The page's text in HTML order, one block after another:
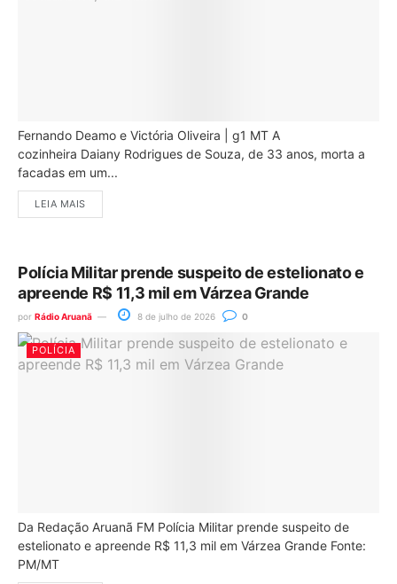
Fernando Deamo e Victória Oliveira | g1 MT A
cozinheira Daiany Rodrigues de Souza, de 33 anos, morta a
facadas em um...
LEIA MAIS
Polícia Militar prende suspeito de estelionato e
apreende R$ 11,3 mil em Várzea Grande
por Rádio Aruanã 8 de julho de 2026 0
POLÍCIA
Da Redação Aruanã FM Polícia Militar prende suspeito de
estelionato e apreende R$ 11,3 mil em Várzea Grande Fonte:
PM/MT